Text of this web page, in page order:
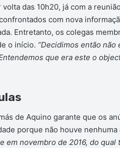
das 10h20, já com a
com nova
Entretanto, os colegas
o início. “Decidimos então não
que era este o
de Aquino garante que os
porque não houve nenhuma
em novembro de 2016, do